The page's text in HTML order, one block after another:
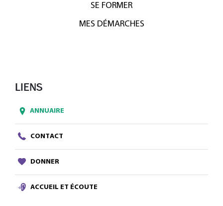
SE FORMER
MES DÉMARCHES
LIENS
ANNUAIRE
CONTACT
DONNER
ACCUEIL ET ÉCOUTE